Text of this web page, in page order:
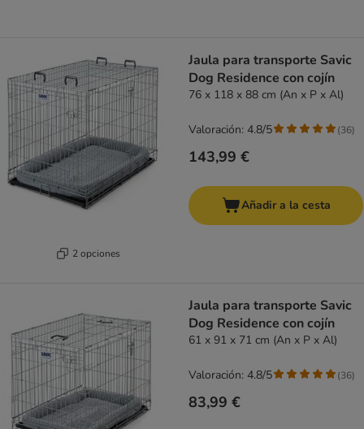
2 opciones
Jaula para transporte Savic
Dog Residence con cojín
76 x 118 x 88 cm (An x P x Al)
143,99 €
Valoración: 4.8/5 (36)
Añadir a la cesta
Jaula para transporte Savic
Dog Residence con cojín
61 x 91 x 71 cm (An x P x Al)
83,99 €
Valoración: 4.8/5 (36)